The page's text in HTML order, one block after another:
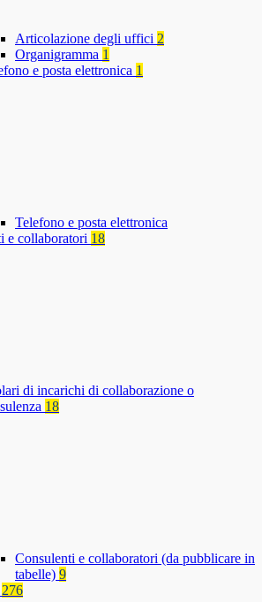
Articolazione degli uffici 2
Organigramma 1
e posta elettronica 1
Telefono e posta elettronica
e collaboratori 18
di incarichi di collaborazione o
18
Consulenti e collaboratori (da pubblicare in
tabelle) 9
276